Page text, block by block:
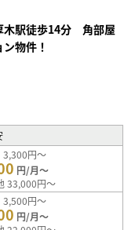
木駅徒歩14分 角部屋
物件！
3,300円～
円/月～
33,000円～
3,500円～
円/月～